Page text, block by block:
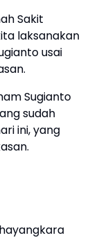
Sakit
laksanakan
usai
Sugianto
sudah
ini, yang